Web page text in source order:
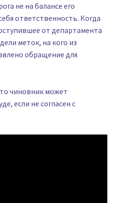
не на балансе его
ответственность. Когда
от департамента
меток, на кого из
обращение для
чиновник может
если не согласен с